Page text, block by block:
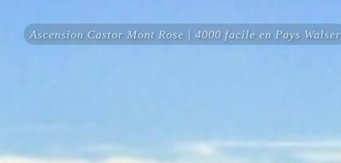
Ascension Castor Mont Rose | 4000 facile en Pays Walser